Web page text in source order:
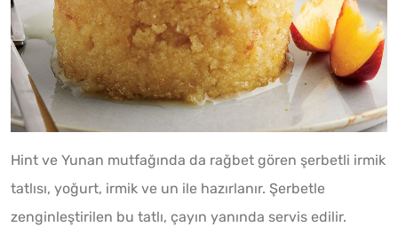
Hint ve Yunan mutfağında da rağbet gören şerbetli irmik
tatlısı, yoğurt, irmik ve un ile hazırlanır. Şerbetle
zenginleştirilen bu tatlı, çayın yanında servis edilir.